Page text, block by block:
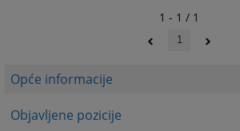
Opće informacije
Objavljene pozicije
1 - 1 / 1
1